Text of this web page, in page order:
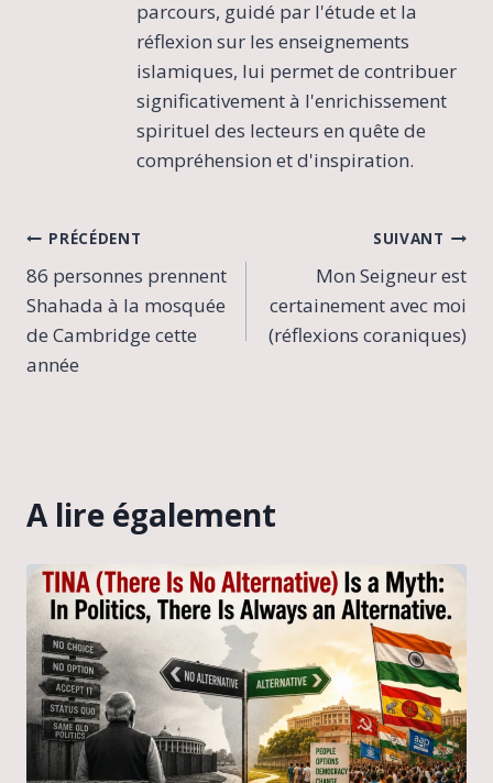
parcours, guidé par l'étude et la
réflexion sur les enseignements
islamiques, lui permet de contribuer
significativement à l'enrichissement
spirituel des lecteurs en quête de
compréhension et d'inspiration.
Navigation
de
l’article
PRÉCÉDENT
86 personnes prennent
Shahada à la mosquée
de Cambridge cette
année
SUIVANT
Mon Seigneur est
certainement avec moi
(réflexions coraniques)
A lire également